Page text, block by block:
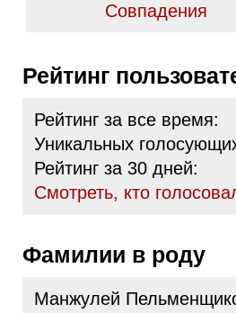
Совпадения
Рейтинг
Рейтинг за все время:
Уникальных
Рейтинг за 30 дней:
Cмотреть, кто
Фамилии в роду
Манжулей